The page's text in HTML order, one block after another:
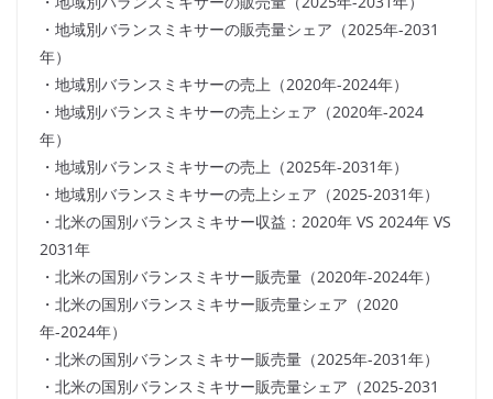
・地域別バランスミキサーの販売量シェア（2025年-2031
年）
・地域別バランスミキサーの売上（2020年-2024年）
・地域別バランスミキサーの売上シェア（2020年-2024
年）
・地域別バランスミキサーの売上（2025年-2031年）
・地域別バランスミキサーの売上シェア（2025-2031年）
・北米の国別バランスミキサー収益：2020年 VS 2024年 VS
2031年
・北米の国別バランスミキサー販売量（2020年-2024年）
・北米の国別バランスミキサー販売量シェア（2020
年-2024年）
・北米の国別バランスミキサー販売量（2025年-2031年）
・北米の国別バランスミキサー販売量シェア（2025-2031